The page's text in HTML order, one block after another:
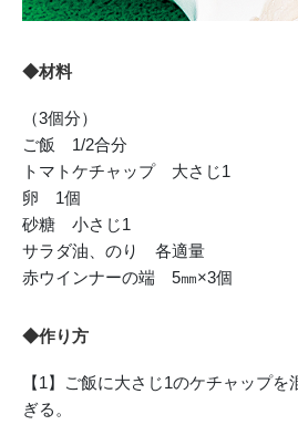
◆材料
（3個分）
ご飯 1/2合分
トマトケチャップ 大さじ1
卵 1個
砂糖 小さじ1
サラダ油、のり 各適量
赤ウインナーの端 5㎜×3個
◆作り方
【1】ご飯に大さじ1のケチャップ
ぎる。